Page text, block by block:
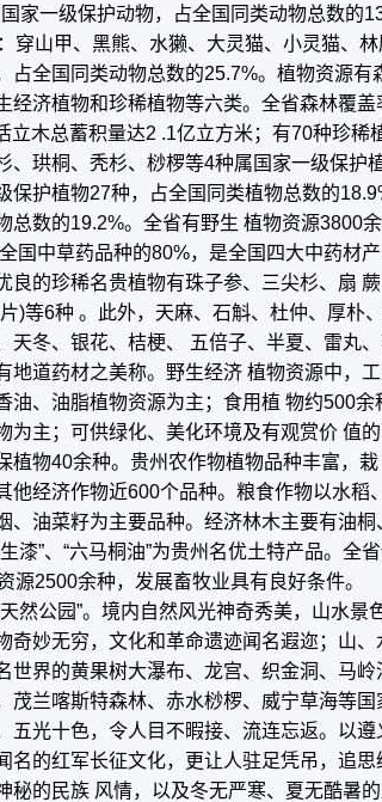
家一级保护动物，占全国同类动物总数的
穿山甲、黑熊、水獭、大灵猫、小灵猫、
占全国同类动物总数的25.7%。植物资源有
经济植物和珍稀植物等六类。全省森林覆
立木总蓄积量达2 .1亿立方米；有70种珍稀
、珙桐、秃杉、桫椤等4种属国家一级保护
保护植物27种，占全国同类植物总数的
总数的19.2%。全省有野生 植物资源3800
国中草药品种的80%，是全国四大中药材
良的珍稀名贵植物有珠子参、三尖杉、扇
)等6种 。此外，天麻、石斛、杜仲、厚朴
天冬、银花、桔梗、 五倍子、半夏、雷丸
地道药材之美称。野生经济 植物资源中，工
油、油脂植物资源为主；食用植 物约500余
为主；可供绿化、美化环境及有观赏价 值的
植物40余种。贵州农作物植物品种丰富，
他经济作物近600个品种。粮食作物以水稻
、油菜籽为主要品种。经济林木主要有油桐
漆”、“六马桐油”为贵州名优土特产品。全
源2500余种，发展畜牧业具有良好条件。
公园”。境内自然风光神奇秀美，山水景
奇妙无穷，文化和革命遗迹闻名遐迩；山
世界的黄果树大瀑布、龙宫、织金洞、马
茂兰喀斯特森林、赤水桫椤、威宁草海等
五光十色，令人目不暇接、流连忘返。以
名的红军长征文化，更让人驻足凭吊，追
秘的民族 风情，以及冬无严寒、夏无酷暑